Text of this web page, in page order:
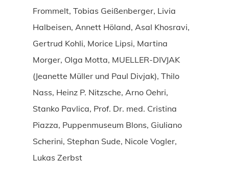
Frommelt, Tobias Geißenberger, Livia
Halbeisen, Annett Höland, Asal Khosravi,
Gertrud Kohli, Morice Lipsi, Martina
Morger, Olga Motta, MUELLER-DIVJAK
(Jeanette Müller und Paul Divjak), Thilo
Nass, Heinz P. Nitzsche, Arno Oehri,
Stanko Pavlica, Prof. Dr. med. Cristina
Piazza, Puppenmuseum Blons, Giuliano
Scherini, Stephan Sude, Nicole Vogler,
Lukas Zerbst